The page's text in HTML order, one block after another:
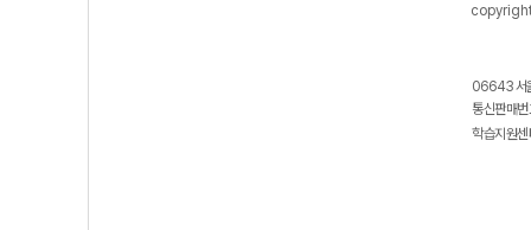
06643 서
통신판매
학습지원